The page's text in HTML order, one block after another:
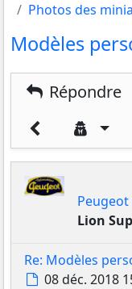
Photos des
Modèles
Répondre
Lion
Re: Modèles
Message
08 déc. 2018